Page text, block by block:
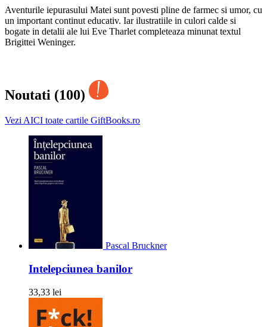
Aventurile iepurasului Matei sunt povesti pline de farmec si umor, cu
un important continut educativ. Iar ilustratiile in culori calde si
bogate in detalii ale lui Eve Tharlet completeaza minunat textul
Brigittei Weninger.
Noutati (100)
Vezi AICI toate cartile GiftBooks.ro
Pascal Bruckner
Intelepciunea banilor
33,33 lei